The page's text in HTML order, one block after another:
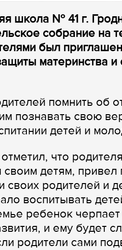
школа № 41 г.
собрание на
был
материнства
помнить об
познавать свою
детей и
что
своим детям,
своих родителей и
воспитывать
ребенок
и ему будет
родители сами